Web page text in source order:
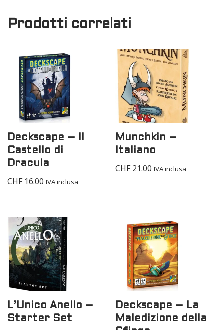
Prodotti correlati
Deckscape – Il
Castello di
Dracula
CHF16.00 IVA inclusa
Munchkin –
Italiano
CHF21.00 IVA inclusa
L’Unico Anello –
Starter Set
Deckscape – La
Maledizione della